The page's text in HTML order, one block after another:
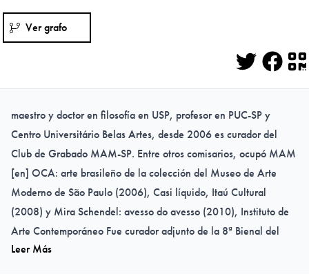
Ver grafo
Twitter
maestro y doctor en filosofía en USP, profesor en PUC-SP y
Centro Universitário Belas Artes, desde 2006 es curador del
Club de Grabado MAM-SP. Entre otros comisarios, ocupó MAM
[en] OCA: arte brasileño de la colección del Museo de Arte
Moderno de São Paulo (2006), Casi líquido, Itaú Cultural
(2008) y Mira Schendel: avesso do avesso (2010), Instituto de
Arte Contemporáneo Fue curador adjunto de la 8ª Bienal del
Mercosur (2011) y uno de los curadores de la 32. Panorama del
Leer Más